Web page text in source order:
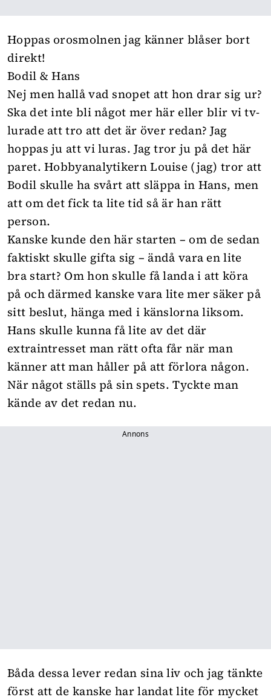
Hoppas orosmolnen jag känner blåser bort
direkt!
Bodil & Hans
Nej men hallå vad snopet att hon drar sig ur?
Ska det inte bli något mer här eller blir vi tv-
lurade att tro att det är över redan? Jag
hoppas ju att vi luras. Jag tror ju på det här
paret. Hobbyanalytikern Louise (jag) tror att
Bodil skulle ha svårt att släppa in Hans, men
att om det fick ta lite tid så är han rätt
person.
Kanske kunde den här starten – om de sedan
faktiskt skulle gifta sig – ändå vara en lite
bra start? Om hon skulle få landa i att köra
på och därmed kanske vara lite mer säker på
sitt beslut, hänga med i känslorna liksom.
Hans skulle kunna få lite av det där
extraintresset man rätt ofta får när man
känner att man håller på att förlora någon.
När något ställs på sin spets. Tyckte man
kände av det redan nu.
Annons
Båda dessa lever redan sina liv och jag tänkte
först att de kanske har landat lite för mycket